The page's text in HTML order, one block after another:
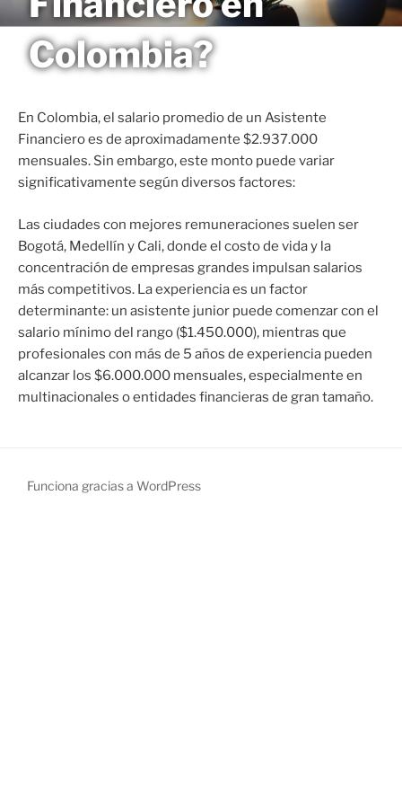
al
contenido
MAGNETO
Colombia?
En Colombia, el salario promedio de un Asistente
Financiero es de aproximadamente $2.937.000
mensuales. Sin embargo, este monto puede variar
significativamente según diversos factores:
Las ciudades con mejores remuneraciones suelen ser
Bogotá, Medellín y Cali, donde el costo de vida y la
concentración de empresas grandes impulsan salarios
más competitivos. La experiencia es un factor
determinante: un asistente junior puede comenzar con el
salario mínimo del rango ($1.450.000), mientras que
profesionales con más de 5 años de experiencia pueden
alcanzar los $6.000.000 mensuales, especialmente en
multinacionales o entidades financieras de gran tamaño.
Funciona gracias a WordPress